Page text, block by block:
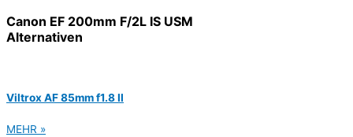
Canon EF 200mm F/2L IS USM
Alternativen
Viltrox AF 85mm f1.8 II
MEHR »